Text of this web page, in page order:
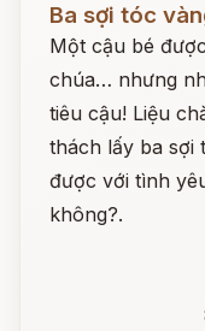
Ba sợi tóc
Một cậu bé
chúa… nhưng
tiêu cậu! Liệu
thách lấy ba sợi
được với tình
không?.